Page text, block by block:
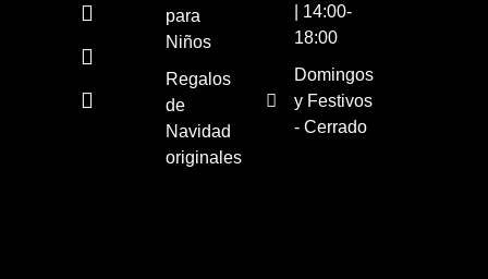
para
Niños
Regalos
de
Navidad
originales
| 14:00-
18:00
Domingos
y Festivos
- Cerrado